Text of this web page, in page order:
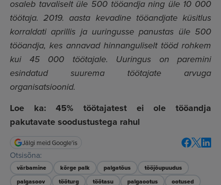
osaleb tavaliselt üle 500 tööandja ning üle 10 000
töötaja. 2019. aasta kevadine tööandjate küsitlus
korraldati aprillis ja uuringusse panustas üle 500
tööandja, kes annavad hinnanguliselt tööd rohkem
kui 45 000 töötajale. Uuringus on paremini
esindatud suurema töötajate arvuga
organisatsioonid.
Loe ka: 45% töötajatest ei ole tööandja
pakutavate soodustustega rahul
Otsisõna:
värbamine kõrge palk palgatõus
tööjõupuudus
palgasoov
tööturg töötasu palgaootus
ootused
Jälgi meid Google'is